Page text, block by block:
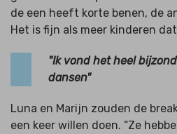
de een heeft korte benen, de
Het is fijn als meer kinderen
"Ik vond het heel
dansen"
Luna en Marijn zouden de
een keer willen doen. “Ze